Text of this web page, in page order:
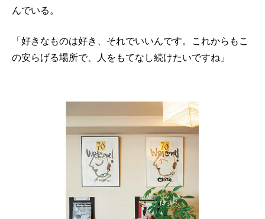
んでいる。
「好きなものは好き、それでいいんです。これからもこ
の安らげる場所で、人をもてなし続けたいですね」